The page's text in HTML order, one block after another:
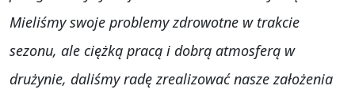
Mieliśmy swoje problemy zdrowotne w trakcie
sezonu, ale ciężką pracą i dobrą atmosferą w
drużynie, daliśmy radę zrealizować nasze założenia